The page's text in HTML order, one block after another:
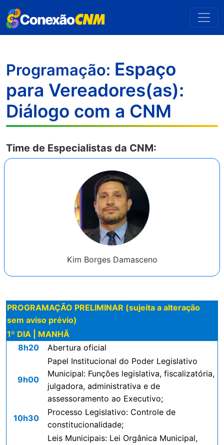
Programação: Espaço
para Vereadores(as):
Diálogo com a CNM
Time de Especialistas da CNM:
Kim Borges Damasceno
PROGRAMAÇÃO PRELIMINAR (sujeita a alteração
sem aviso prévio)
1º DIA | MANHÃ
8h20
Abertura oficial
9h00
Papel Institucional do Poder Legislativo
Municipal: Funções legislativa, fiscalizatória,
julgadora, administrativa e de
assessoramento ao Executivo;
10h30
Processo Legislativo: Controle de
constitucionalidade;
Leis Municipais: Lei Orgânica Municipal,